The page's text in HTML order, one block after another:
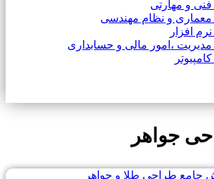
فنی و مهارتی
معماری و نظام مهندسی
افزار
مدیریت ،امور مالی و حسابداری
جواهر